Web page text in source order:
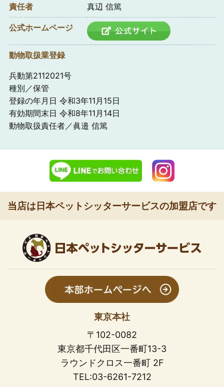
責任者 真辺 信篤
公式ホームページ
動物取扱業登録
兵動第2112021号
種別／保管
登録の年月日 令和3年11月15日
有効期間末日 令和8年11月14日
動物取扱責任者／眞邉 信篤
当店は日本ペットシッターサービスの加盟店です
東京本社
〒102-0082
東京都千代田区一番町13-3
ラウンドクロス一番町 2F
TEL:03-6261-7212